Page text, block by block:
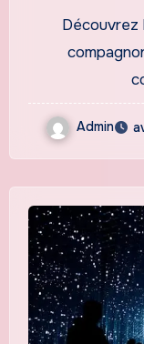
Découvrez
Admin